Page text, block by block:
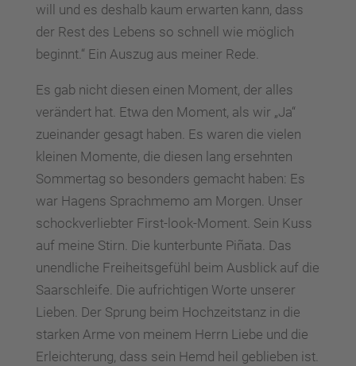
will und es deshalb kaum erwarten kann, dass
der Rest des Lebens so schnell wie möglich
beginnt.“ Ein Auszug aus meiner Rede.
Es gab nicht diesen einen Moment, der alles
verändert hat. Etwa den Moment, als wir „Ja“
zueinander gesagt haben. Es waren die vielen
kleinen Momente, die diesen lang ersehnten
Sommertag so besonders gemacht haben: Es
war Hagens Sprachmemo am Morgen. Unser
schockverliebter First-look-Moment. Sein Kuss
auf meine Stirn. Die kunterbunte Piñata. Das
unendliche Freiheitsgefühl beim Ausblick auf die
Saarschleife. Die aufrichtigen Worte unserer
Lieben. Der Sprung beim Hochzeitstanz in die
starken Arme von meinem Herrn Liebe und die
Erleichterung, dass sein Hemd heil geblieben ist.